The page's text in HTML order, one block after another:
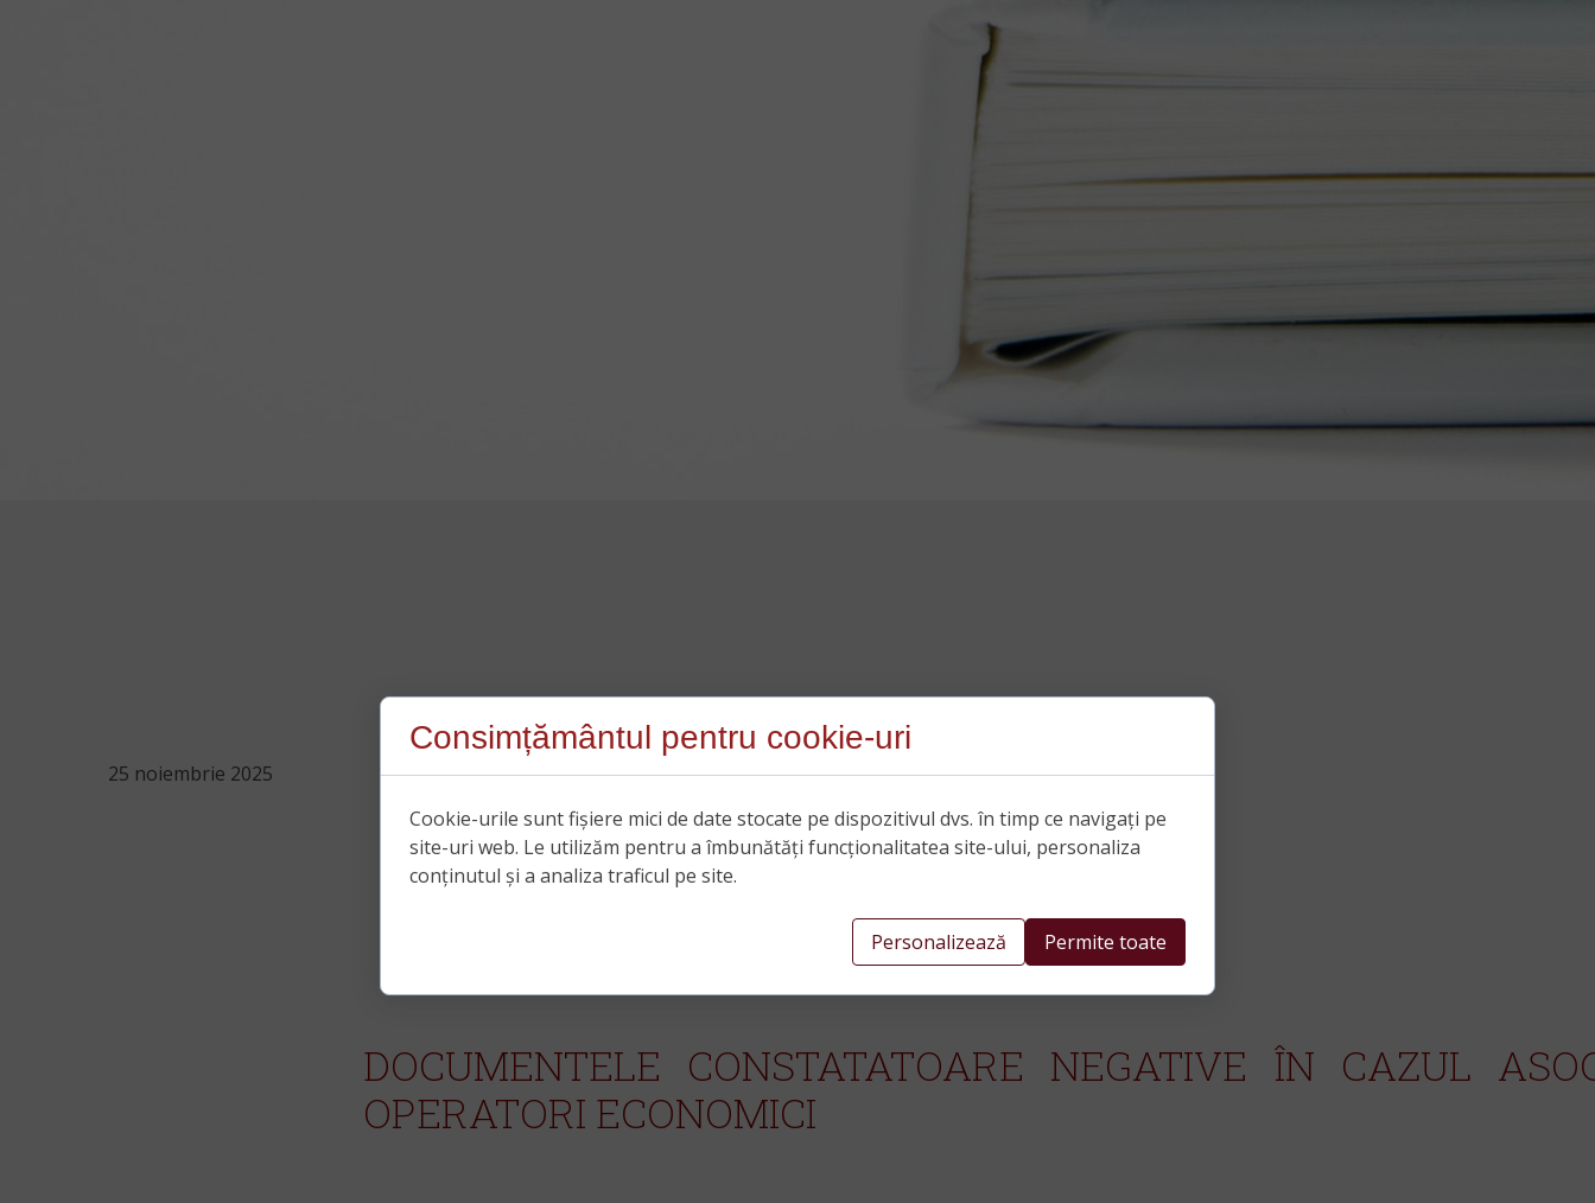
25 noiembrie 2025
DOCUMENTELE CONSTATATOARE NEGATIVE ÎN CAZUL
OPERATORI ECONOMICI
Consimțământul pentru cookie-uri
Cookie-urile sunt fișiere mici de date stocate pe dispozitivul dvs. în timp ce navigați pe
site-uri web. Le utilizăm pentru a îmbunătăți funcționalitatea site-ului, personaliza
conținutul și a analiza traficul pe site.
Personalizează Permite toate